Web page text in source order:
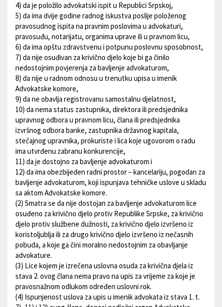
4) da je položilo advokatski ispit u Republici Srpskoj,
5) da ima dvije godine radnog iskustva poslije položenog
pravosudnog ispita na pravnim poslovima u advokaturi,
pravosuđu, notarijatu, organima uprave ili u pravnom licu,
6) da ima opštu zdravstvenu i potpunu poslovnu sposobnost,
7) da nije osuđivan za krivično djelo koje bi ga činilo
nedostojnim povjerenja za bavljenje advokaturom,
8) da nije u radnom odnosu u trenutku upisa u imenik
Advokatske komore,
9) da ne obavlja registrovanu samostalnu djelatnost,
10) da nema status zastupnika, direktora ili predsjednika
upravnog odbora u pravnom licu, člana ili predsjednika
izvršnog odbora banke, zastupnika državnog kapitala,
stečajnog upravnika, prokuriste i lica koje ugovorom o radu
ima utvrđenu zabranu konkurencije,
11) da je dostojno za bavljenje advokaturom i
12) da ima obezbijeđen radni prostor – kancelariju, pogodan za
bavljenje advokaturom, koji ispunjava tehničke uslove u skladu
sa aktom Advokatske komore.
(2) Smatra se da nije dostojan za bavljenje advokaturom lice
osuđeno za krivično djelo protiv Republike Srpske, za krivično
djelo protiv službene dužnosti, za krivično djelo izvršeno iz
koristoljublja ili za drugo krivično djelo izvršeno iz nečasnih
pobuda, a koje ga čini moralno nedostojnim za obavljanje
advokature.
(3) Lice kojem je izrečena uslovna osuda za krivična djela iz
stava 2. ovog člana nema pravo na upis za vrijeme za koje je
pravosnažnom odlukom određen uslovni rok.
(4) Ispunjenost uslova za upis u imenik advokata iz stava 1. t.